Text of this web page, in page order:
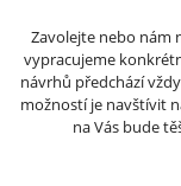
Zavolejte nebo nám
vypracujeme
návrhů předchází
možností je navštívit
na Vás bude